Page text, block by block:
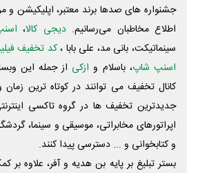
جشنواره های صدها برند معتبر، اپلیکیشن و
اطلاع مخاطبان می‌رسانیم. دیجی کالا،
سینماتیکت، بانی مد، علی‌ بابا ،کد تخفیف
اسنپ شاپ، باسلام و ازکی از جمله این
کانال تخفیف می توانند در کوتاه ترین
جدیدترین تخفیف ها در گروه تاکسی
اپراتورهای مخابراتی، موسیقی و سینما،
و کتابخوانی و ... دسترسی پیدا کنند.
بستر تبلیغ بر پایه بن هدیه و آفر، علاوه